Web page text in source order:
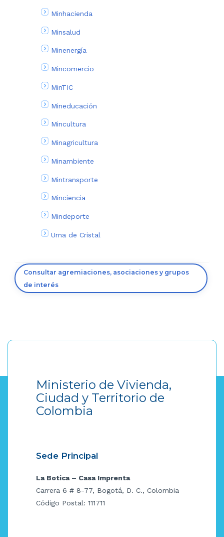
Minhacienda
Minsalud
Minenergía
Mincomercio
MinTIC
Mineducación
Mincultura
Minagricultura
Minambiente
Mintransporte
Minciencia
Mindeporte
Urna de Cristal
Consultar agremiaciones, asociaciones y grupos
de interés
Ministerio de Vivienda,
Ciudad y Territorio de
Colombia
Sede Principal
La Botica – Casa Imprenta
Carrera 6 # 8-77, Bogotá, D. C., Colombia
Código Postal: 111711